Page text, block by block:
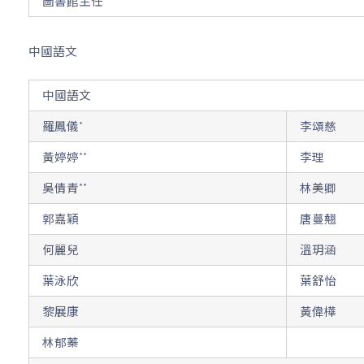
中國語文
中國語文
羅鳳儀* 李頌慈
黃婷婷** 李理
吳倩青** 林美卿
郭嘉穎 唐蔓翹
何麗兒 溫玥涵
葉泳欣 葉舒怡
黎展康 黃偉樺
林郁蓁